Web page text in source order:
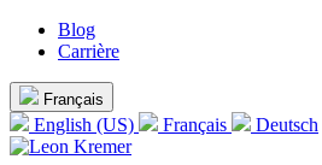
Blog
Carrière
Français
English (US) Français Deutsch